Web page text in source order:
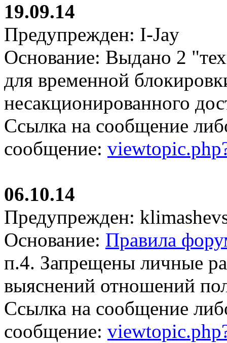
19.09.14
Предупрежден: I-Jay
Основание: Выдано 2
для временной
несакционированного
Ссылка на сообщение
сообщение:
06.10.14
Предупрежден:
Основание: Правила
п.4. Запрещены личные
выяснений отношений
Ссылка на сообщение
сообщение: